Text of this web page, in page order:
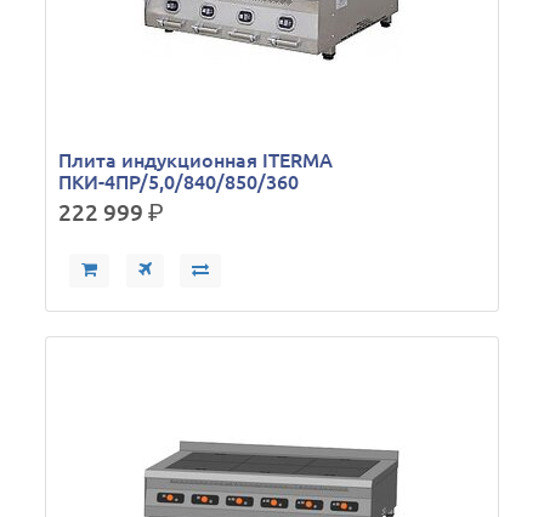
Плита индукционная ITERMA
ПКИ-4ПР/5,0/840/850/360
222 999р.